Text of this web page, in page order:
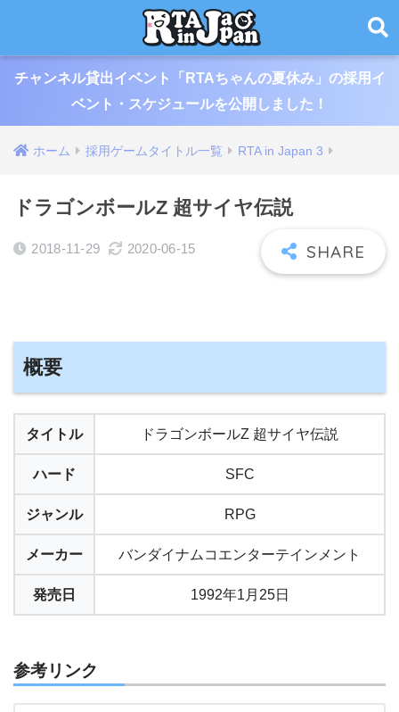
チャンネル貸出イベント「RTAちゃんの夏休み」の採用イ
ベント・スケジュールを公開しました！
ホーム 採用ゲームタイトル一覧 RTA in Japan 3
ドラゴンボールZ 超サイヤ伝説
2018-11-29 2020-06-15
概要
タイトル ドラゴンボールZ 超サイヤ伝説
ハード SFC
ジャンル RPG
メーカー バンダイナムコエンターテインメント
発売日 1992年1月25日
参考リンク